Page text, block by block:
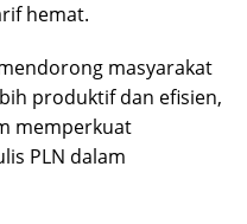
hemat.
masyarakat
produktif dan efisien,
memperkuat
PLN dalam